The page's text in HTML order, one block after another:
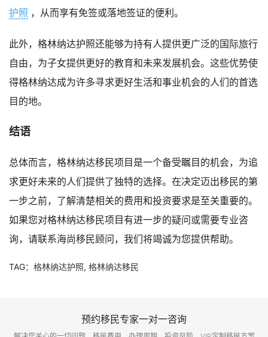
护照 ，从而享有免签或落地签证的便利。
此外，格林纳达护照还能够为持有人提供更广泛的国际旅行
自由，为子女提供更好的教育和未来发展机会。这些优势使
得格林纳达成为许多寻求更好生活和事业机会的人们的首选
目的地。
结语
总体而言，格林纳达移民项目是一个备受瞩目的机会，为追
求更好未来的人们提供了独特的选择。在决定迈出移民的第
一步之前，了解清楚相关的费用和投资要求是至关重要的。
如果您对格林纳达移民项目有进一步的疑问或需要专业咨
询，请联系海尚移民顾问，我们将竭诚为您提供帮助。
TAG： 格林纳达护照, 格林纳达移民
预约移民专家一对一咨询